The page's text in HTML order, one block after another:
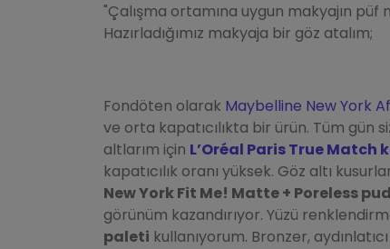
"Çalışma ortamına uygun makyajın püf
Hazırladığımız makyaja bir göz atalım;
Fondöten olarak Maybelline New York
ve orta kapatıcılıkta bir ürün. Tüm gün
altlarım için L’Oréal Paris True Match
kapatıcılık oranı yüksek. Göz altı
New York Fit Me! Matte + Poreless
görünüm kazandırıyor. Yüzü
paleti kullanıyorum. Bronzer,